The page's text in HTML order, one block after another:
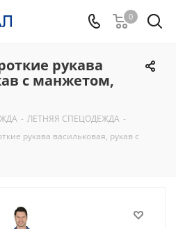
0
рукава
с манжетом,
- ЛЕТНЯЯ СПЕЦОДЕЖДА -
рукава васильковая, рукав с